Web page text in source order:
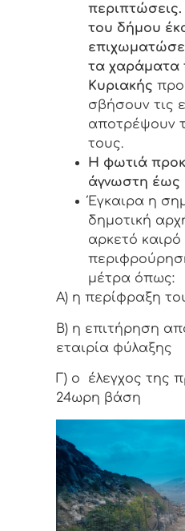
του δήμου
τα χαράματα
Κυριακής
σβήσουν τις
αποτρέψουν
τους.
Η φωτιά
άγνωστη έως
Έγκαιρα η
δημοτική
αρκετό καιρό
μέτρα όπως:
Α) η περίφραξη
Β) η επιτήρηση
εταιρία φύλαξης
Γ) ο έλεγχος της
24ωρη βάση